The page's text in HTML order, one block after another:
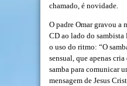
chamado, é novidade.
O padre Omar gravou a
CD ao lado do
o uso do ritmo: “O
sensual, que apenas
samba para comunicar
mensagem de Jesus